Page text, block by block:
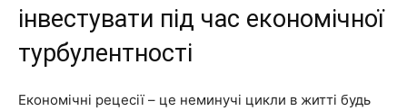
інвестувати під час економічної
турбулентності
Економічні рецесії – це неминучі цикли в житті будь